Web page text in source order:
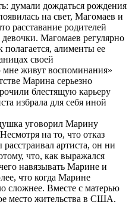
думали дождаться рождения
на свет, Магомаев и
расставание родителей
девочки. Магомаев регулярно
алименты ее
своей
мне живут воспоминания»
Марина серьезно
блестящую карьеру
избрала для себя иной
уговорил Марину
на то, что отказ
артиста, он ни
что, как выражался
навязывать Марине и
что когда Марине
сложнее. Вместе с матерью
место жительства в США.